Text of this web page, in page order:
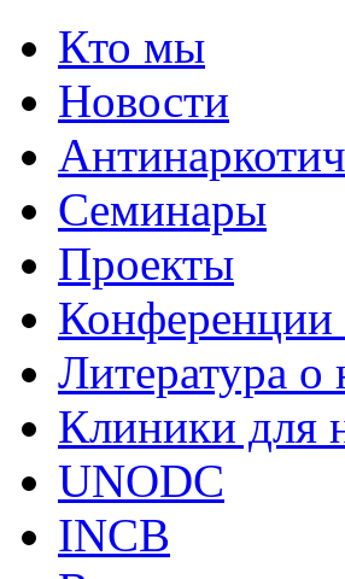
Кто мы
Новости
Семинары
Проекты
Конференции
Литература о
Клиники для
UNODC
INCB